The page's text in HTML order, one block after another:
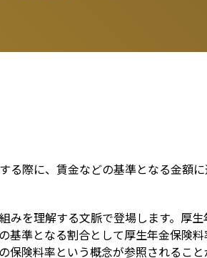
る際に、賃金などの基準となる金額
を理解する文脈で登場します。厚
準となる割合として厚生年金保険
険料率という概念が参照されるこ